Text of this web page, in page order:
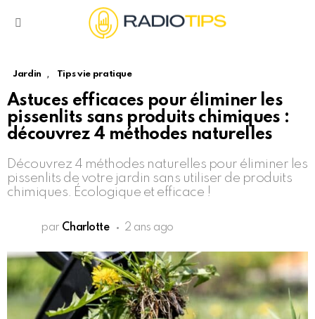
Jardin , Tips vie pratique
Astuces efficaces pour éliminer les
pissenlits sans produits chimiques :
découvrez 4 méthodes naturelles
Découvrez 4 méthodes naturelles pour éliminer les
pissenlits de votre jardin sans utiliser de produits
chimiques. Écologique et efficace !
par Charlotte 2 ans ago